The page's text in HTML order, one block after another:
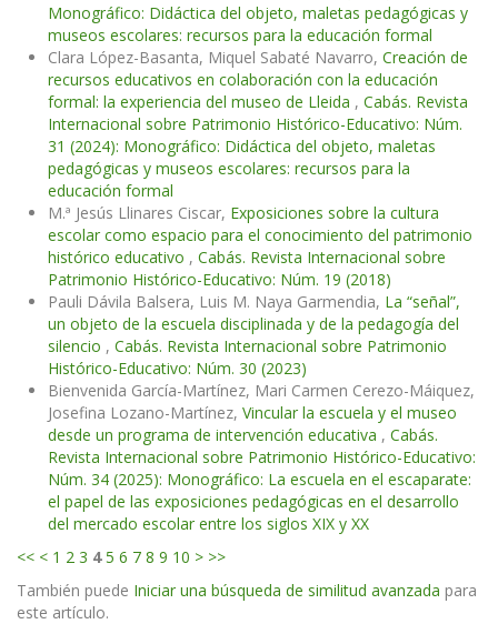
Monográfico: Didáctica del objeto, maletas pedagógicas y
museos escolares: recursos para la educación formal
Clara López-Basanta, Miquel Sabaté Navarro, Creación de
recursos educativos en colaboración con la educación
formal: la experiencia del museo de Lleida , Cabás. Revista
Internacional sobre Patrimonio Histórico-Educativo: Núm.
31 (2024): Monográfico: Didáctica del objeto, maletas
pedagógicas y museos escolares: recursos para la
educación formal
M.ª Jesús Llinares Ciscar, Exposiciones sobre la cultura
escolar como espacio para el conocimiento del patrimonio
histórico educativo , Cabás. Revista Internacional sobre
Patrimonio Histórico-Educativo: Núm. 19 (2018)
Pauli Dávila Balsera, Luis M. Naya Garmendia, La “señal”,
un objeto de la escuela disciplinada y de la pedagogía del
silencio , Cabás. Revista Internacional sobre Patrimonio
Histórico-Educativo: Núm. 30 (2023)
Bienvenida García-Martínez, Mari Carmen Cerezo-Máiquez,
Josefina Lozano-Martínez, Vincular la escuela y el museo
desde un programa de intervención educativa , Cabás.
Revista Internacional sobre Patrimonio Histórico-Educativo:
Núm. 34 (2025): Monográfico: La escuela en el escaparate:
el papel de las exposiciones pedagógicas en el desarrollo
del mercado escolar entre los siglos XIX y XX
<< < 1 2 3 4 5 6 7 8 9 10 > >>
También puede Iniciar una búsqueda de similitud avanzada para
este artículo.